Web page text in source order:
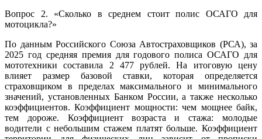
Вопрос 2. «Сколько в среднем стоит полис ОСАГО для
мотоцикла?»
По данным Российского Союза Автостраховщиков (РСА), за
2025 год средняя премия для годового полиса ОСАГО для
мототехники составила 2 477 рублей. На итоговую цену
влияет размер базовой ставки, которая определяется
страховщиком в пределах максимального и минимального
значений, установленных Банком России, а также несколько
коэффициентов. Коэффициент мощности: чем мощнее байк,
тем дороже. Коэффициент возраста и стажа: молодые
водители с небольшим стажем платят больше. Коэффициент